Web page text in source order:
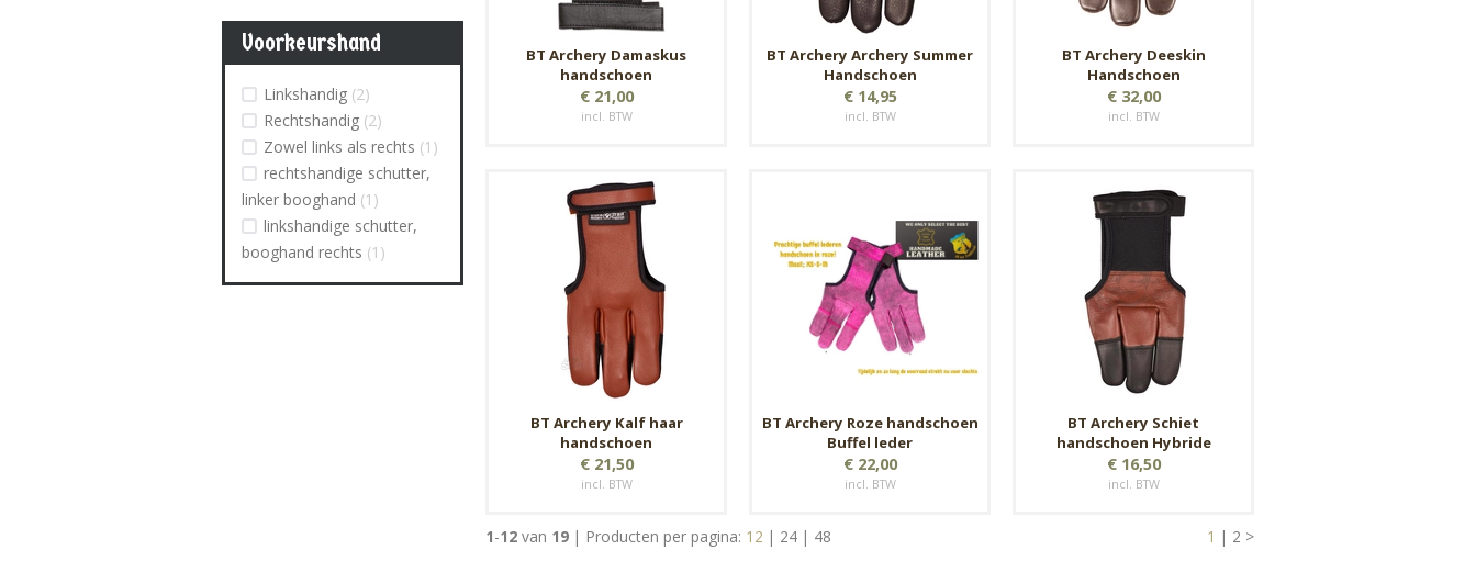
Voorkeurshand
Linkshandig (2)
Rechtshandig (2)
Zowel links als rechts (1)
rechtshandige schutter,
linker booghand (1)
linkshandige schutter,
booghand rechts (1)
BT Archery Damaskus
handschoen
€ 21,00
incl. BTW
BT Archery Archery Summer
Handschoen
€ 14,95
incl. BTW
BT Archery Deeskin
Handschoen
€ 32,00
incl. BTW
BT Archery Kalf haar
handschoen
€ 21,50
incl. BTW
BT Archery Roze handschoen
Buffel leder
€ 22,00
incl. BTW
BT Archery Schiet
handschoen Hybride
€ 16,50
incl. BTW
1-12 van 19 | Producten per pagina: 12 | 24 | 48 1 | 2 >